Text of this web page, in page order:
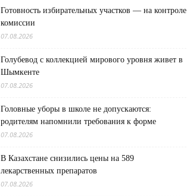
Готовность избирательных участков — на контроле
комиссии
07.08.2026
Голубевод с коллекцией мирового уровня живет в
Шымкенте
07.08.2026
Головные уборы в школе не допускаются:
родителям напомнили требования к форме
07.08.2026
В Казахстане снизились цены на 589
лекарственных препаратов
07.08.2026